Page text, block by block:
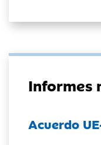
Informes
Acuerdo